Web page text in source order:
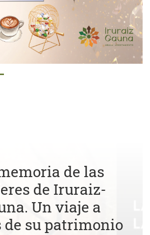
de las
de Iruraiz-
Un viaje a
de su patrimonio